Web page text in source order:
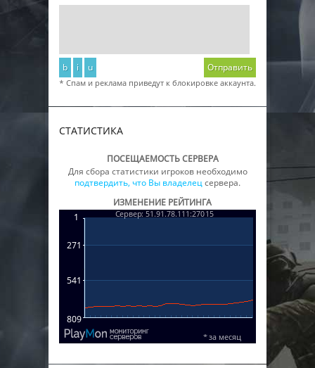
b i u Отправить
* Спам и реклама приведут к блокировке аккаунта.
СТАТИСТИКА
ПОСЕЩАЕМОСТЬ СЕРВЕРА
Для сбора статистики игроков необходимо
подтвердить, что Вы владелецсервера.
ИЗМЕНЕНИЕ РЕЙТИНГА